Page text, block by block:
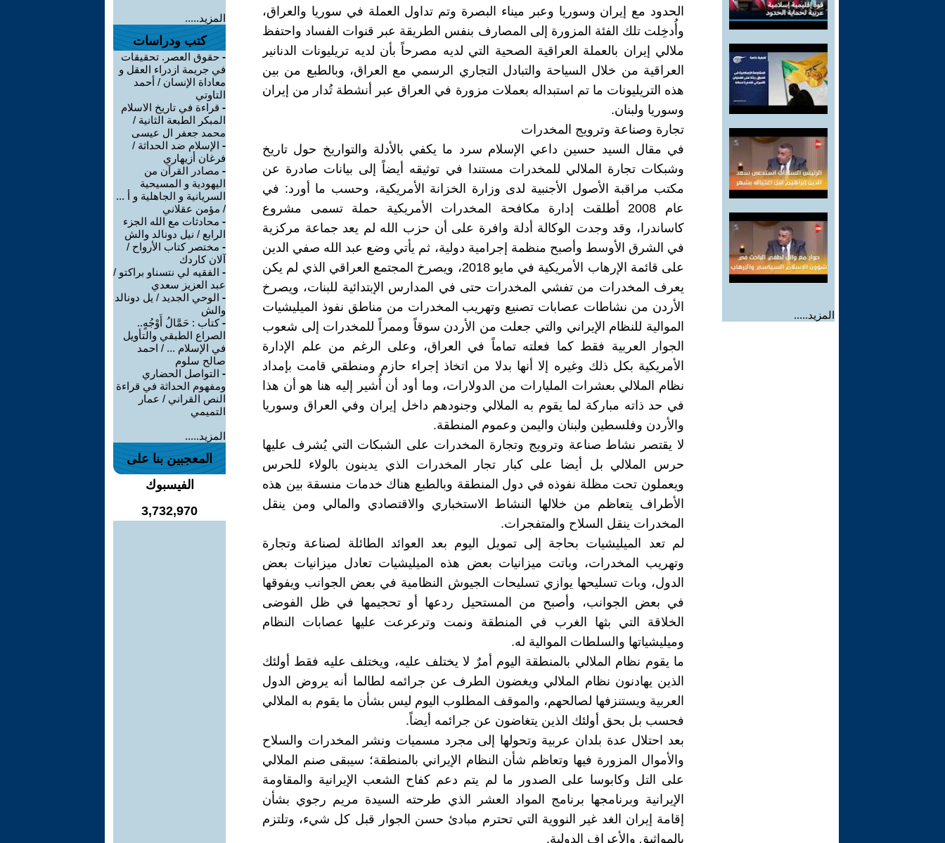
المزيد.....
الحدود مع إيران وسوريا وعبر ميناء البصرة وتم تداول العملة في سوريا والعراق،
وأُدخِلت تلك الفئة المزورة إلى المصارف بنفس الطريقة عبر قنوات الفساد واحتفظ
ملالي إيران بالعملة العراقية الصحية التي لديه مصرحاً بأن لديه تريليونات الدنانير
العراقية من خلال السياحة والتبادل التجاري الرسمي مع العراق، وبالطبع من بين
هذه التريليونات ما تم استبداله بعملات مزورة في العراق عبر أنشطة تُدار من إيران
وسوريا ولبنان.
تجارة وصناعة وترويج المخدرات
في مقال السيد حسين داعي الإسلام سرد ما يكفي بالأدلة والتواريخ حول تاريخ
وشبكات تجارة الملالي للمخدرات مستندا في توثيقه أيضاً إلى بيانات صادرة عن
مكتب مراقبة الأصول الأجنبية لدى وزارة الخزانة الأمريكية، وحسب ما أورد: في
عام 2008 أطلقت إدارة مكافحة المخدرات الأمريكية حملة تسمى مشروع
كاساندرا، وقد وجدت الوكالة أدلة وافرة على أن حزب الله لم يعد جماعة مركزية
في الشرق الأوسط وأصبح منظمة إجرامية دولية، ثم يأتي وضع عبد الله صفي الدين
على قائمة الإرهاب الأمريكية في مايو 2018، ويصرخ المجتمع العراقي الذي لم يكن
يعرف المخدرات من تفشي المخدرات حتى في المدارس الإبتدائية للبنات، ويصرخ
الأردن من نشاطات عصابات تصنيع وتهريب المخدرات من مناطق نفوذ الميليشيات
الموالية للنظام الإيراني والتي جعلت من الأردن سوقاً وممراً للمخدرات إلى شعوب
الجوار العربية فقط كما فعلته تماماً في العراق، وعلى الرغم من علم الإدارة
الأمريكية بكل ذلك وغيره إلا أنها بدلا من اتخاذ إجراء حازم ومنطقي قامت بإمداد
نظام الملالي بعشرات المليارات من الدولارات، وما أود أن أُشير إليه هنا هو أن هذا
في حد ذاته مباركة لما يقوم به الملالي وجنودهم داخل إيران وفي العراق وسوريا
والأردن وفلسطين ولبنان واليمن وعموم المنطقة.
لا يقتصر نشاط صناعة وترويج وتجارة المخدرات على الشبكات التي يُشرف عليها
حرس الملالي بل أيضا على كبار تجار المخدرات الذي يدينون بالولاء للحرس
ويعملون تحت مظلة نفوذه في دول المنطقة وبالطبع هناك خدمات منسقة بين هذه
الأطراف يتعاظم من خلالها النشاط الاستخباري والاقتصادي والمالي ومن ينقل
المخدرات ينقل السلاح والمتفجرات.
لم تعد الميليشيات بحاجة إلى تمويل اليوم بعد العوائد الطائلة لصناعة وتجارة
وتهريب المخدرات، وباتت ميزانيات بعض هذه الميليشيات تعادل ميزانيات بعض
الدول، وبات تسليحها يوازي تسليحات الجيوش النظامية في بعض الجوانب ويفوقها
في بعض الجوانب، وأصبح من المستحيل ردعها أو تحجيمها في ظل الفوضى
الخلاقة التي بثها الغرب في المنطقة ونمت وترعرعت عليها عصابات النظام
وميليشياتها والسلطات الموالية له.
ما يقوم نظام الملالي بالمنطقة اليوم أمرٌ لا يختلف عليه، ويختلف عليه فقط أولئك
الذين يهادنون نظام الملالي ويغضون الطرف عن جرائمه لطالما أنه يروض الدول
العربية ويستنزفها لصالحهم، والموقف المطلوب اليوم ليس بشأن ما يقوم به الملالي
فحسب بل بحق أولئك الذين يتغاضون عن جرائمه أيضاً.
بعد احتلال عدة بلدان عربية وتحولها إلى مجرد مسميات ونشر المخدرات والسلاح
والأموال المزورة فيها وتعاظم شأن النظام الإيراني بالمنطقة؛ سيبقى صنم الملالي
على التل وكابوسا على الصدور ما لم يتم دعم كفاح الشعب الإيرانية والمقاومة
الإيرانية وبرنامجها برنامج المواد العشر الذي طرحته السيدة مريم رجوي بشأن
إقامة إيران الغد غير النووية التي تحترم مبادئ حسن الجوار قبل كل شيء، وتلتزم
بالمواثيق والأعراف الدولية.
المزيد.....
كتب ودراسات
- حقوق العصر. تحقيقات
في جريمة ازدراء العقل و
معاداة الإنسان / أحمد
التاوتي
- قراءة في تاريخ الاسلام
المبكر الطبعة الثانية /
محمد جعفر ال عيسى
- الإسلام ضد الحداثة /
فرغان أزيهاري
- مصادر القرآن من
اليهودية و المسيحية
السريانية و الجاهلية و أ ...
/ مؤمن عقلاني
- محادثات مع الله الجزء
الرابع / نيل دونالد والش
- مختصر كتاب الأرواح /
آلان كاردك
- الفقيه لي نتسناو براكتو /
عبد العزيز سعدي
- الوحي الجديد / يل دونالد
والش
-كتاب : حَمَّالُ أَوْجُهٍ..
الصراع الطبقي والتأويل
في الإسلام ... / احمد
صالح سلوم
- التواصل الحضاري
ومفهوم الحداثة في قراءة
النص القراني / عمار
التميمي
المزيد.....
المعجبين بنا على
الفيسبوك
3,732,970